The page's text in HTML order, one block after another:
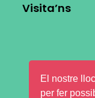
Visita’ns
El nostre
per fer